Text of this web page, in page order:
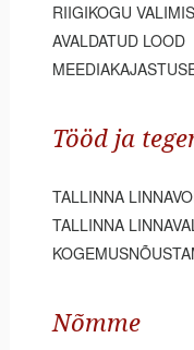
RIIGIKOGU
AVALDATUD LOOD
Tööd ja
TALLINNA
TALLINNA
Nõmme